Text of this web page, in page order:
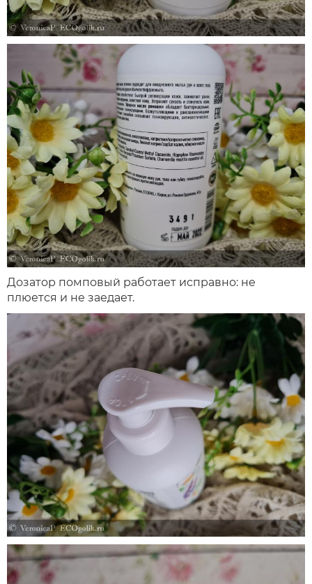
Дозатор помповый работает исправно: не
плюется и не заедает.